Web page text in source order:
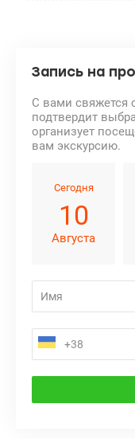
Запись на
С вами свяжется
подтвердит
организует
вам экскурсию.
Сегодня
10
Августа